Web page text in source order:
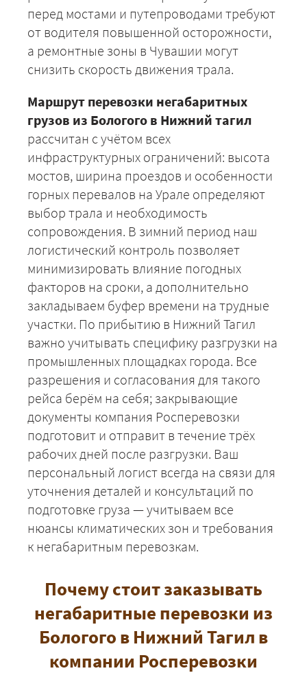
перед мостами и путепроводами требуют
от водителя повышенной осторожности,
а ремонтные зоны в Чувашии могут
снизить скорость движения трала.
Маршрут перевозки негабаритных
грузов из Бологого в Нижний тагил
рассчитан с учётом всех
инфраструктурных ограничений: высота
мостов, ширина проездов и особенности
горных перевалов на Урале определяют
выбор трала и необходимость
сопровождения. В зимний период наш
логистический контроль позволяет
минимизировать влияние погодных
факторов на сроки, а дополнительно
закладываем буфер времени на трудные
участки. По прибытию в Нижний Тагил
важно учитывать специфику разгрузки на
промышленных площадках города. Все
разрешения и согласования для такого
рейса берём на себя; закрывающие
документы компания Росперевозки
подготовит и отправит в течение трёх
рабочих дней после разгрузки. Ваш
персональный логист всегда на связи для
уточнения деталей и консультаций по
подготовке груза — учитываем все
нюансы климатических зон и требования
к негабаритным перевозкам.
Почему стоит заказывать
негабаритные перевозки из
Бологого в Нижний Тагил в
компании Росперевозки
+7 (499) 520-05-23
ЗАКАЗАТЬ